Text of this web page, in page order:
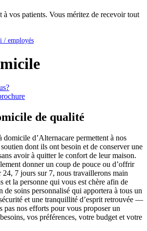
à vos patients. Vous méritez de recevoir tout
/ employés
de qualité
domicile d’Alternacare permettent à nos
dont ils ont besoin et de conserver une
avoir à quitter le confort de leur maison.
donner un coup de pouce ou d’offrir
24, 7 jours sur 7, nous travaillerons main
et la personne qui vous est chère afin de
de soins personnalisé qui apportera à tous un
et une tranquillité d’esprit retrouvée —
pas nos efforts pour vous proposer un
vos préférences, votre budget et votre